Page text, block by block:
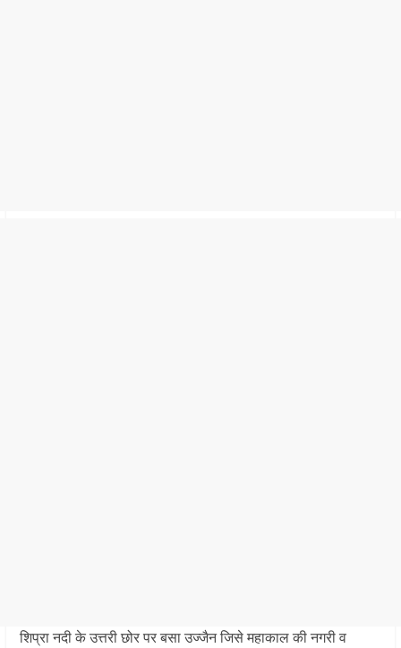
शिप्रा नदी के उत्तरी छोर पर बसा उज्जैन जिसे महाकाल की नगरी व